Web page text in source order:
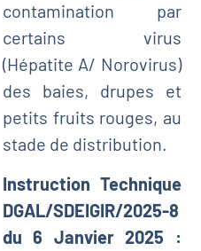
contamination par
certains virus
(Hépatite A/ Norovirus)
des baies, drupes et
petits fruits rouges, au
stade de distribution.
Instruction Technique
DGAL/SDEIGIR/2025-8
du 6 Janvier 2025 :